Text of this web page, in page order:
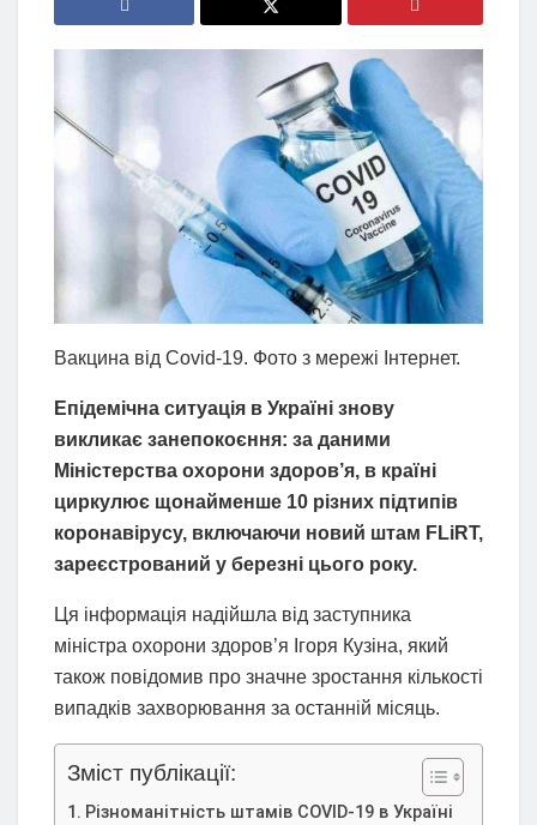
Вакцина від Covid-19. Фото з мережі Інтернет.
Епідемічна ситуація в Україні знову
викликає занепокоєння: за даними
Міністерства охорони здоров’я, в країні
циркулює щонайменше 10 різних підтипів
коронавірусу, включаючи новий штам FLiRT,
зареєстрований у березні цього року.
Ця інформація надійшла від заступника
міністра охорони здоров’я Ігоря Кузіна, який
також повідомив про значне зростання кількості
випадків захворювання за останній місяць.
Зміст публікації:
Різноманітність штамів COVID-19 в Україні